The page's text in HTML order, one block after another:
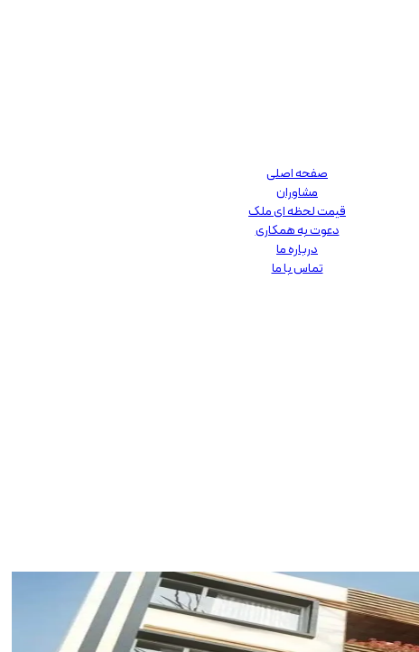
صفحه اصلی
مشاوران
قیمت لحظه ای ملک
دعوت به همکاری
درباره ما
تماس با ما